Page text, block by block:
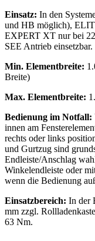
Einsatz: In den
und HB möglich),
EXPERT XT nur bei
SEE Antrieb einsetzbar.
Min. Elementbreite:
Breite)
Max. Elementbreite:
Bedienung im Notfall:
innen am
rechts oder links
und Gurtzug sind
Endleiste/Anschlag
Winkelendleiste oder
wenn die Bedienung
Einsatzbereich: In der
mm zzgl.
63 Nm.